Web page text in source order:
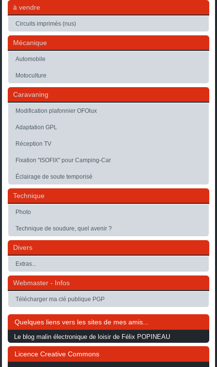
à vendre
Circuits imprimés (nus)
Mécanique
Automobile
Motoculture
Caravaning
Modification plafonnier OFOlux
Adaptation GPL
Réception TV
Fixation "ISOFIX" pour Camping-Car
Éclairage de soute temporisé
Technique
Photo
Technique de soudure, quel avenir ?
Divers
Extras...
Webmaster - Infos
Télécharger ma clé publique PGP
Quelques liens vers les sites de mes amis...
Le blog malin électronique de loisir de Félix POPINEAU
Licence Creative Commons